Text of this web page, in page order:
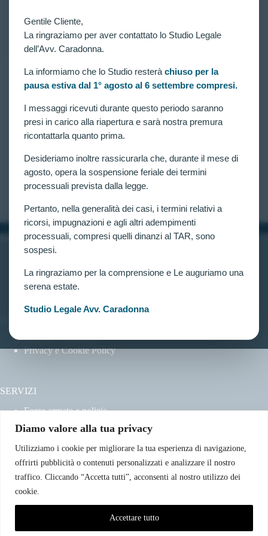
Diamo valore alla tua privacy
Utilizziamo i cookie per migliorare la tua esperienza di navigazione,
offrirti pubblicità o contenuti personalizzati e analizzare il nostro
traffico. Cliccando “Accetta tutti”, acconsenti al nostro utilizzo dei
cookie.
Accettare tutto
Gentile Cliente,
La ringraziamo per aver contattato lo Studio Legale
dell’Avv. Caradonna.
La informiamo che lo Studio resterà chiuso per la
pausa estiva dal 1° agosto al 6 settembre compresi.
I messaggi ricevuti durante questo periodo saranno
presi in carico alla riapertura e sarà nostra premura
ricontattarla quanto prima.
Desideriamo inoltre rassicurarla che, durante il mese di
agosto, opera la sospensione feriale dei termini
processuali prevista dalla legge.
Pertanto, nella generalità dei casi, i termini relativi a
ricorsi, impugnazioni e agli altri adempimenti
processuali, compresi quelli dinanzi al TAR, sono
sospesi.
La ringraziamo per la comprensione e Le auguriamo una
serena estate.
Studio Legale Avv. Caradonna
CLAUDIA CARADONNA
RICORSI ATTIVI VITTORIE CONSEGUITE
CONCORSO 3700 ALLIEVI CARABINIERI:
RIAMMESSO ALTRO CANDIDATO ESCLUSO
AGLI ACCERTAMENTI ATTITUDINALI (ART.
11 COMMA 3)
cautelare di accoglimento ottenuta dall’avv. Claudia
Caradonna avverso il giudizio di inidoneità agli
accertamenti attitudinali (art. 11 comma 3).
CLAUDIA CARADONNA FEBBRAIO 24, 2020
INFORMAZIONI
Home
Chi siamo
Contatti
Prenota consulenza
Privacy e Cookie Policy
SERVIZI
Forze armate e polizia
Concorsi pubblici
Pubblico impiego
Contratti con la pubblica amministrazione
Vittime del dovere ed equiparati
CONTATTI